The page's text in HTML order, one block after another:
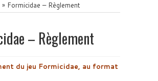
» Formicidae – Règlement
– Règlement
du jeu Formicidae, au format